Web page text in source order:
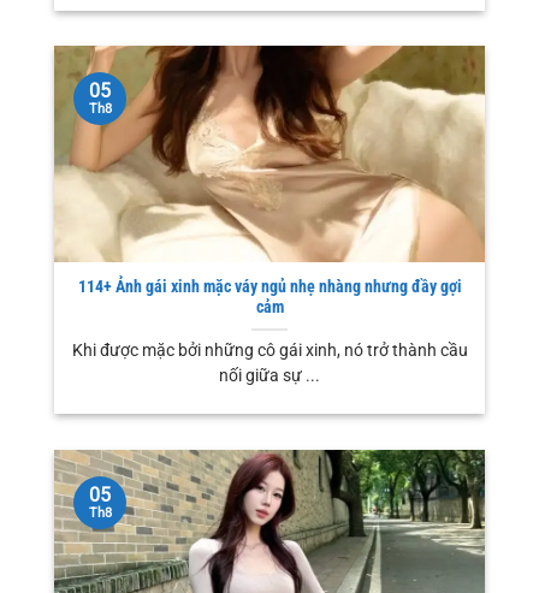
114+ Ảnh gái xinh mặc váy ngủ nhẹ nhàng nhưng đầy gợi
cảm
Khi được mặc bởi những cô gái xinh, nó trở thành cầu
nối giữa sự ...
05
Th8
05
Th8